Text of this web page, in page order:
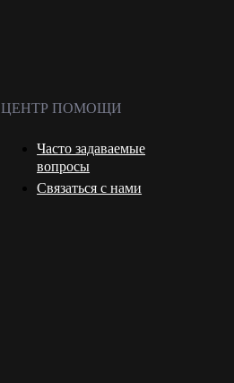
ЦЕНТР ПОМОЩИ
Часто задаваемые
вопросы
Связаться с нами